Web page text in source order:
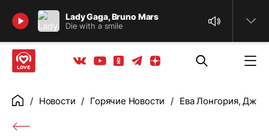
Lady Gaga, Bruno Mars
Die with a smile
Найти
Вконтакте
YoutubeОдноклассники
ТелеграмЯндекс дзен
ГлавнаяНовости Горячие Новости Ева Лонгория,